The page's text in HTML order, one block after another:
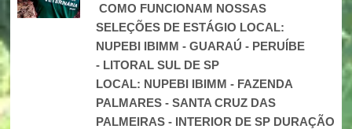
COMO FUNCIONAM NOSSAS
SELEÇÕES DE ESTÁGIO LOCAL:
NUPEBI IBIMM - GUARAÚ - PERUÍBE
- LITORAL SUL DE SP
LOCAL: NUPEBI IBIMM - FAZENDA
PALMARES - SANTA CRUZ DAS
PALMEIRAS - INTERIOR DE SP DURAÇÃO